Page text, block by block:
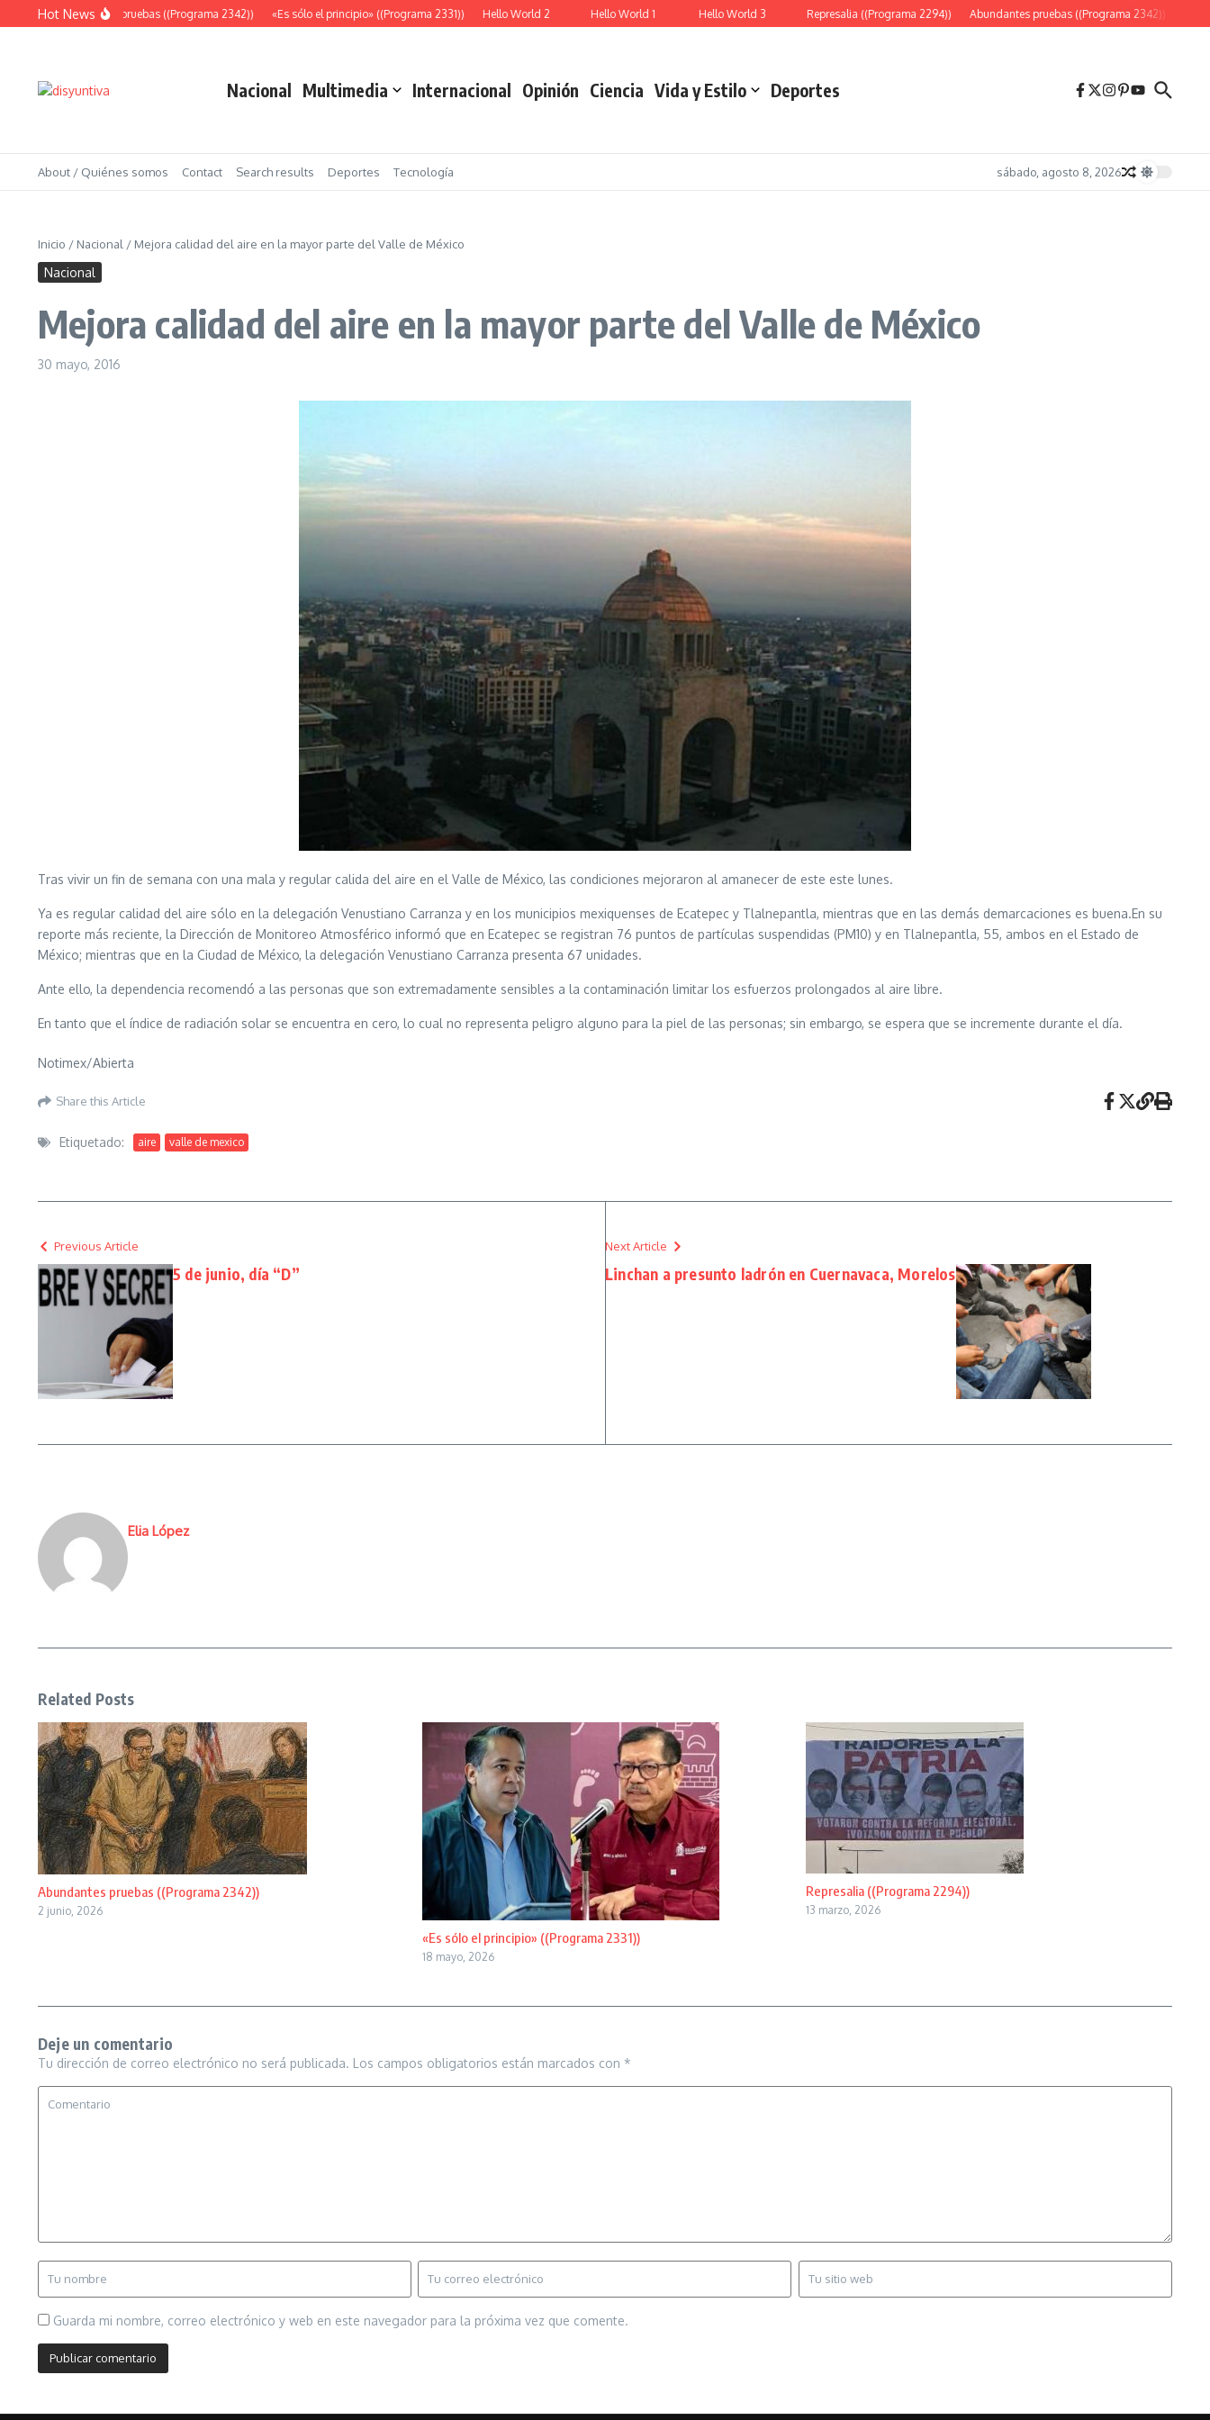
Saltar al contenido
Hot News
Abundantes pruebas ((Programa 2342)) «Es sólo el principio» ((Programa 2331)) Hello World 2 Hello World 1 Hello World 3 Represalia ((Programa 2294)) Abundantes pruebas ((Programa 2342))
Nacional Multimedia Internacional Opinión Ciencia Vida y Estilo Deportes
About / Quiénes somos Contact Search results Deportes Tecnología sábado, agosto 8, 2026
Inicio / Nacional / Mejora calidad del aire en la mayor parte del Valle de México
Nacional
Mejora calidad del aire en la mayor parte del Valle de México
30 mayo, 2016
Tras vivir un fin de semana con una mala y regular calida del aire en el Valle de México, las condiciones mejoraron al amanecer de este este lunes.
Ya es regular calidad del aire sólo en la delegación Venustiano Carranza y en los municipios mexiquenses de Ecatepec y Tlalnepantla, mientras que en las demás demarcaciones es buena.En su
reporte más reciente, la Dirección de Monitoreo Atmosférico informó que en Ecatepec se registran 76 puntos de partículas suspendidas (PM10) y en Tlalnepantla, 55, ambos en el Estado de
México; mientras que en la Ciudad de México, la delegación Venustiano Carranza presenta 67 unidades.
Ante ello, la dependencia recomendó a las personas que son extremadamente sensibles a la contaminación limitar los esfuerzos prolongados al aire libre.
En tanto que el índice de radiación solar se encuentra en cero, lo cual no representa peligro alguno para la piel de las personas; sin embargo, se espera que se incremente durante el día.
Notimex/Abierta
Share this Article
Etiquetado: aire valle de mexico
Previous Article
5 de junio, día “D”
Next Article
Linchan a presunto ladrón en Cuernavaca, Morelos
Elia López
Related Posts
Abundantes pruebas ((Programa 2342))
2 junio, 2026
«Es sólo el principio» ((Programa 2331))
18 mayo, 2026
Represalia ((Programa 2294))
13 marzo, 2026
Deje un comentario
Tu dirección de correo electrónico no será publicada. Los campos obligatorios están marcados con *
Guarda mi nombre, correo electrónico y web en este navegador para la próxima vez que comente.